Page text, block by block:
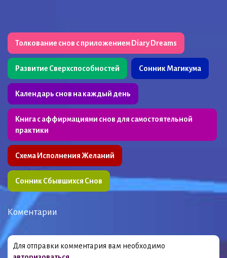
Толкование снов с приложением Diary Dreams
Развитие Сверхспособностей Сонник Магикума
Календарь снов на каждый день
Книга с аффирмациями снов для самостоятельной
практики
Схема Исполнения Желаний
Сонник Сбывшихся Снов
Коментарии
Для отправки комментария вам необходимо